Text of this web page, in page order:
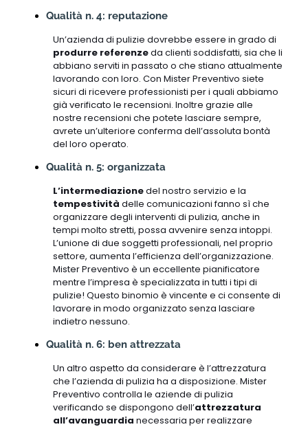
Qualità n. 4: reputazione
Un’azienda di pulizie dovrebbe essere in grado di
produrre referenzeda clienti soddisfatti, sia che li
abbiano serviti in passato o che stiano attualmente
lavorando con loro. Con Mister Preventivo siete
sicuri di ricevere professionisti per i quali abbiamo
già verificato le recensioni. Inoltre grazie alle
nostre recensioni che potete lasciare sempre,
avrete un’ulteriore conferma dell’assoluta bontà
del loro operato.
Qualità n. 5: organizzata
L’intermediazionedel nostro servizio e la
tempestività delle comunicazioni fanno sì che
organizzare degli interventi di pulizia, anche in
tempi molto stretti, possa avvenire senza intoppi.
L’unione di due soggetti professionali, nel proprio
settore, aumenta l’efficienza dell’organizzazione.
Mister Preventivo è un eccellente pianificatore
mentre l’impresa è specializzata in tutti i tipi di
pulizie! Questo binomio è vincente e ci consente di
lavorare in modo organizzato senza lasciare
indietro nessuno.
Qualità n. 6: ben attrezzata
Un altro aspetto da considerare è l’attrezzatura
che l’azienda di pulizia ha a disposizione. Mister
Preventivo controlla le aziende di pulizia
verificando se dispongono dell’attrezzatura
all’avanguardia necessaria per realizzare